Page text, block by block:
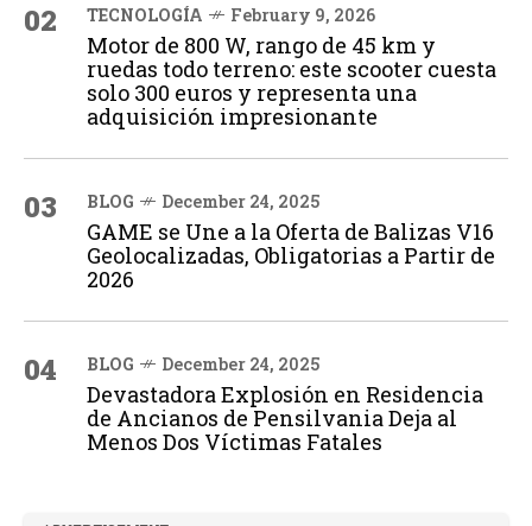
02 TECNOLOGÍA February 9, 2026
Motor de 800 W, rango de 45 km y
ruedas todo terreno: este scooter cuesta
solo 300 euros y representa una
adquisición impresionante
03 BLOG December 24, 2025
GAME se Une a la Oferta de Balizas V16
Geolocalizadas, Obligatorias a Partir de
2026
04 BLOG December 24, 2025
Devastadora Explosión en Residencia
de Ancianos de Pensilvania Deja al
Menos Dos Víctimas Fatales